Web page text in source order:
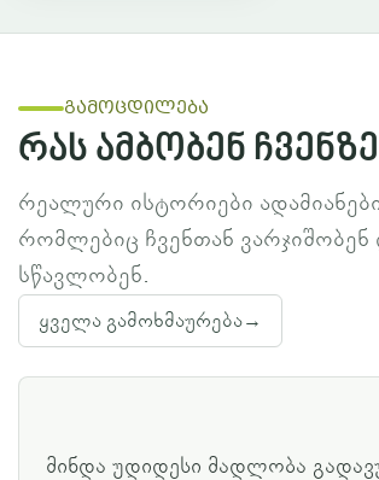
გამოცდილება
რას ამბობენ ჩვენზე
რეალური ისტორიები
რომლებიც ჩვენთან ვარჯიშობენ
სწავლობენ.
ყველა გამოხმაურება→
მინდა უდიდესი მადლობა